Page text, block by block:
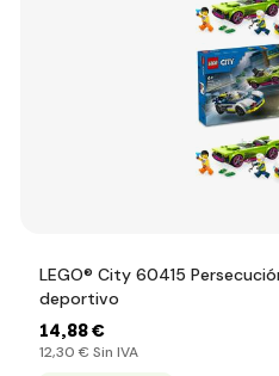
LEGO® City 60415
deportivo
14,88 €
12,30 € Sin IVA